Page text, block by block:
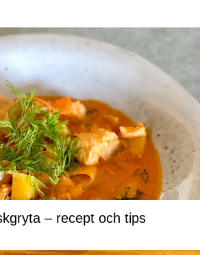
– recept och tips